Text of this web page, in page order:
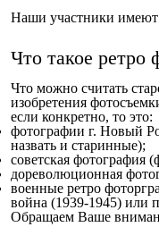
Наши участники имеют
Что такое ретро
Что можно считать
изобретения
если конкретно, то это:
фотографии г. Новый
назвать и старинные);
советская
дореволюционная
военные ретро
война (1939-1945) или
Обращаем Ваше